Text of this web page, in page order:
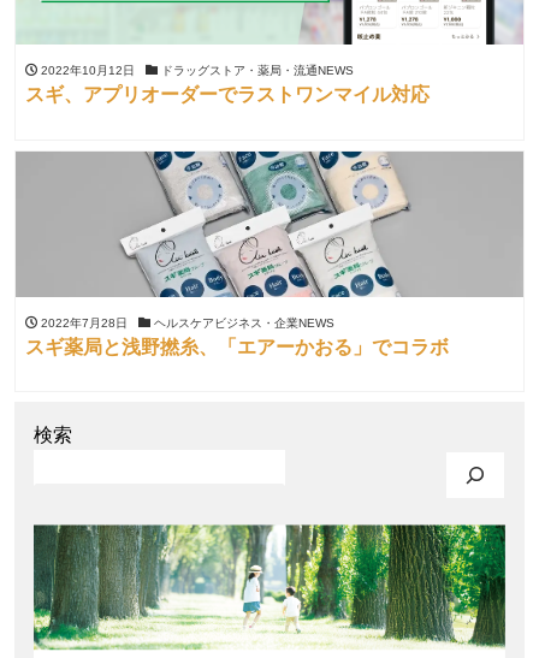
2022年10月12日 ドラッグストア・薬局・流通NEWS
スギ、アプリオーダーでラストワンマイル対応
2022年7月28日 ヘルスケアビジネス・企業NEWS
スギ薬局と浅野撚糸、「エアーかおる」でコラボ
検索